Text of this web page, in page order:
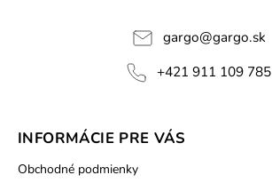
gargo@gargo.sk
+421 911 109 785
INFORMÁCIE PRE VÁS
Obchodné podmienky